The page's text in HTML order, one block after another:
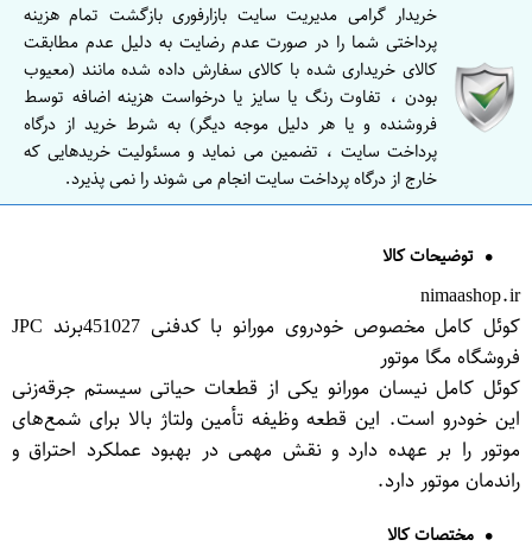
خریدار گرامی مدیریت سایت بازارفوری بازگشت تمام هزینه
پرداختی شما را در صورت عدم رضایت به دلیل عدم مطابقت
کالای خریداری شده با کالای سفارش داده شده مانند (معیوب
بودن ، تفاوت رنگ یا سایز یا درخواست هزینه اضافه توسط
فروشنده و یا هر دلیل موجه دیگر) به شرط خرید از درگاه
پرداخت سایت ، تضمین می نماید و مسئولیت خریدهایی که
خارج از درگاه پرداخت سایت انجام می شوند را نمی پذیرد.
توضیحات کالا
nimaashop.ir
کوئل کامل مخصوص خودروی مورانو با کدفنی 451027برند JPC
فروشگاه مگا موتور
کوئل کامل نیسان مورانو یکی از قطعات حیاتی سیستم جرقه‌زنی
این خودرو است. این قطعه وظیفه تأمین ولتاژ بالا برای شمع‌های
موتور را بر عهده دارد و نقش مهمی در بهبود عملکرد احتراق و
راندمان موتور دارد.
مختصات کالا